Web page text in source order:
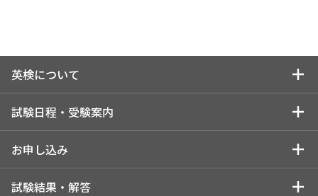
受験者マイページ
よくあるご質問・
お問い合わせ
English Site
サイトマップ
英検について
英検についてトップ
英検を知る
英検の実施スケジュール
試験日程・受験案内
試験日程・受験案内トップ
受験を検討している方
お申し込み
お申し込みトップ
試験結果・解答